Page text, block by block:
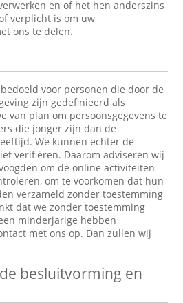
en of het hen anderszins
verplicht is om uw
ons te delen.
voor personen die door de
zijn gedefinieerd als
van plan om persoonsgegevens te
die jonger zijn dan de
We kunnen echter de
verifiëren. Daarom adviseren wij
om de online activiteiten
om te voorkomen dat hun
verzameld zonder toestemming
dat we zonder toestemming
minderjarige hebben
met ons op. Dan zullen wij
besluitvorming en